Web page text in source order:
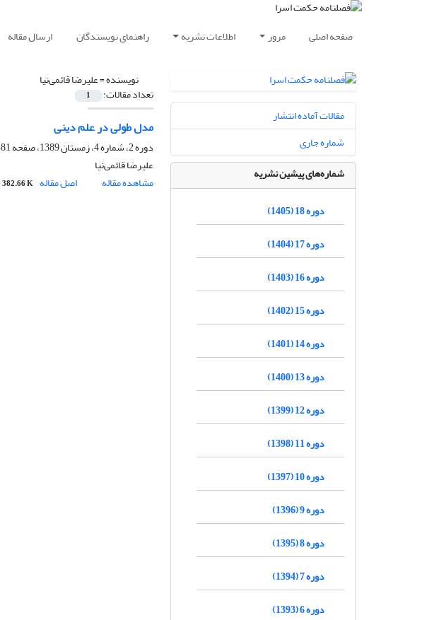
صفحه اصلی مرور اطلاعات نشریه راهنمای نویسندگان ارسال مقاله
نویسنده =علیرضا قائمی‌نیا
تعداد مقالات: 1
مدل طولی در علم دینی
دوره 2، شماره 4، زمستان 1389، صفحه
81-100
علیرضا قائمی‌نیا
مشاهده مقاله
اصل مقاله 382.66 K
مقالات آماده انتشار
شماره جاری
شماره‌های پیشین نشریه
دوره 18 (1405)
دوره 17 (1404)
دوره 16 (1403)
دوره 15 (1402)
دوره 14 (1401)
دوره 13 (1400)
دوره 12 (1399)
دوره 11 (1398)
دوره 10 (1397)
دوره 9 (1396)
دوره 8 (1395)
دوره 7 (1394)
دوره 6 (1393)